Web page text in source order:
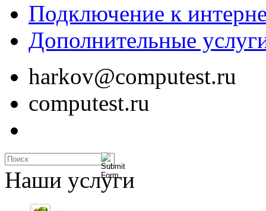
Подключение к
Дополнительные
harkov@computest.ru
computest.ru
Наши услуги